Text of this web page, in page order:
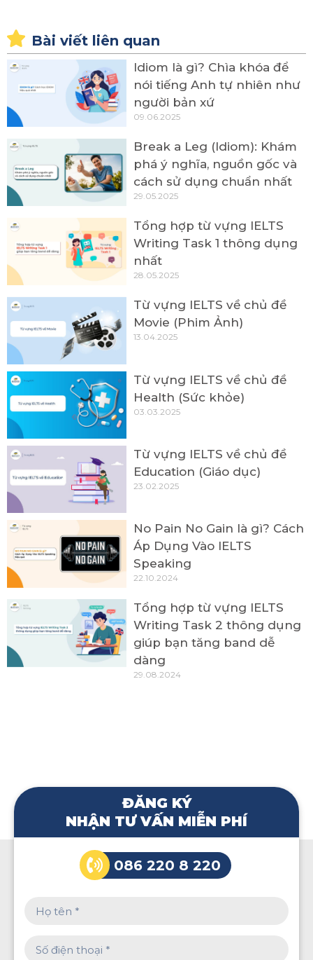
Bài viết liên quan
Idiom là gì? Chìa khóa để
nói tiếng Anh tự nhiên như
người bản xứ
09.06.2025
Break a Leg (Idiom): Khám
phá ý nghĩa, nguồn gốc và
cách sử dụng chuẩn nhất
29.05.2025
Tổng hợp từ vựng IELTS
Writing Task 1 thông dụng
nhất
28.05.2025
Từ vựng IELTS về chủ đề
Movie (Phim Ảnh)
13.04.2025
Từ vựng IELTS về chủ đề
Health (Sức khỏe)
03.03.2025
Từ vựng IELTS về chủ đề
Education (Giáo dục)
23.02.2025
No Pain No Gain là gì? Cách
Áp Dụng Vào IELTS
Speaking
22.10.2024
Tổng hợp từ vựng IELTS
Writing Task 2 thông dụng
giúp bạn tăng band dễ
dàng
29.08.2024
ĐĂNG KÝ
NHẬN TƯ VẤN MIỄN PHÍ
086 220 8 220